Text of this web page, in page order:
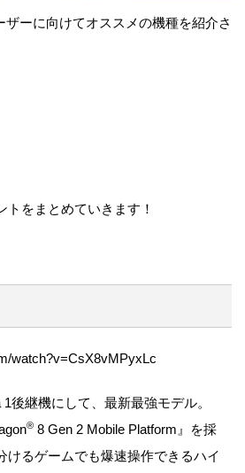
ザーに向けてオススメの機種を紹介さ
トをまとめていきます！
watch?v=CsX8vMPyxLc
後継機にして、最新最強モデル。
® 8 Gen 2 Mobile Platform』を採
けるゲームでも爆速操作できるハイ